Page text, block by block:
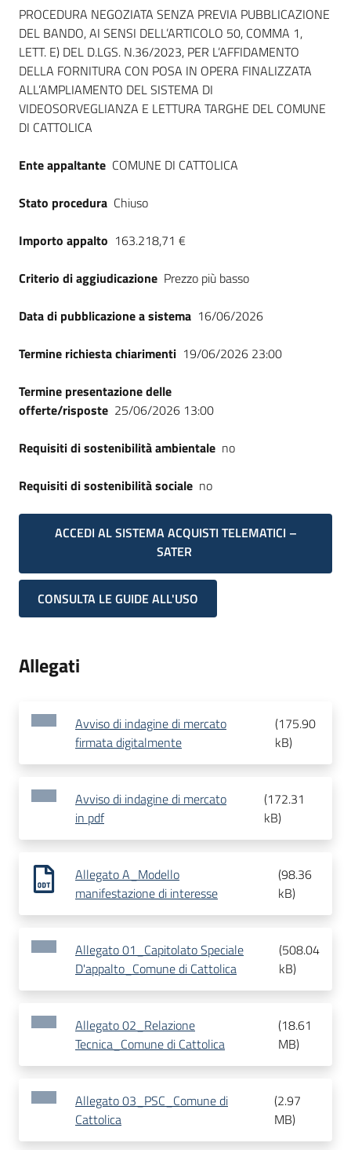
Dati del bando
PROCEDURA NEGOZIATA SENZA PREVIA PUBBLICAZIONE
DEL BANDO, AI SENSI DELL’ARTICOLO 50, COMMA 1,
LETT. E) DEL D.LGS. N.36/2023, PER L’AFFIDAMENTO
DELLA FORNITURA CON POSA IN OPERA FINALIZZATA
ALL’AMPLIAMENTO DEL SISTEMA DI
VIDEOSORVEGLIANZA E LETTURA TARGHE DEL COMUNE
DI CATTOLICA
Ente appaltante COMUNE DI CATTOLICA
Stato procedura Chiuso
Importo appalto 163.218,71 €
Criterio di aggiudicazione Prezzo più basso
Data di pubblicazione a sistema 16/06/2026
Termine richiesta chiarimenti 19/06/2026 23:00
Termine presentazione delle
offerte/risposte 25/06/2026 13:00
Requisiti di sostenibilità ambientale no
Requisiti di sostenibilità sociale no
ACCEDI AL SISTEMA ACQUISTI TELEMATICI –
SATER
CONSULTA LE GUIDE ALL'USO
Allegati
Avviso di indagine di mercato
firmata digitalmente
(175.90
kB)
Avviso di indagine di mercato
in pdf
(172.31
kB)
Allegato A_Modello
manifestazione di interesse
(98.36
kB)
Allegato 01_Capitolato Speciale
D'appalto_Comune di Cattolica
(508.04
kB)
Allegato 02_Relazione
Tecnica_Comune di Cattolica
(18.61
MB)
Allegato 03_PSC_Comune di
Cattolica
(2.97
MB)